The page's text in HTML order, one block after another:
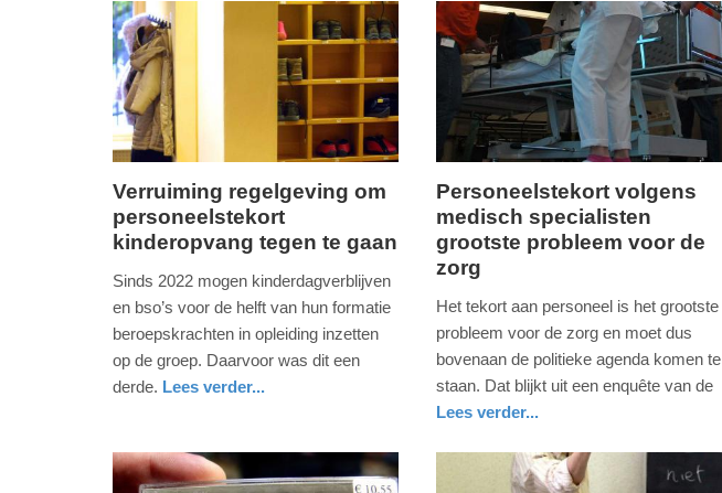
-
17:29
Update:
03-
06-
2026
dinsdag,
27.
01-
2026
Verruiming regelgeving om
personeelstekort
kinderopvang tegen te gaan
Sinds 2022 mogen kinderdagverblijven
en bso’s voor de helft van hun formatie
beroepskrachten in opleiding inzetten
op de groep. Daarvoor was dit een
derde. Lees verder...
vrijdag,
1.
september
2023
13:42
Update:
04-
Personeelstekort volgens
medisch specialisten
grootste probleem voor de
zorg
Het tekort aan personeel is het grootste
probleem voor de zorg en moet dus
bovenaan de politieke agenda komen te
staan. Dat blijkt uit een enquête van de
Lees verder...